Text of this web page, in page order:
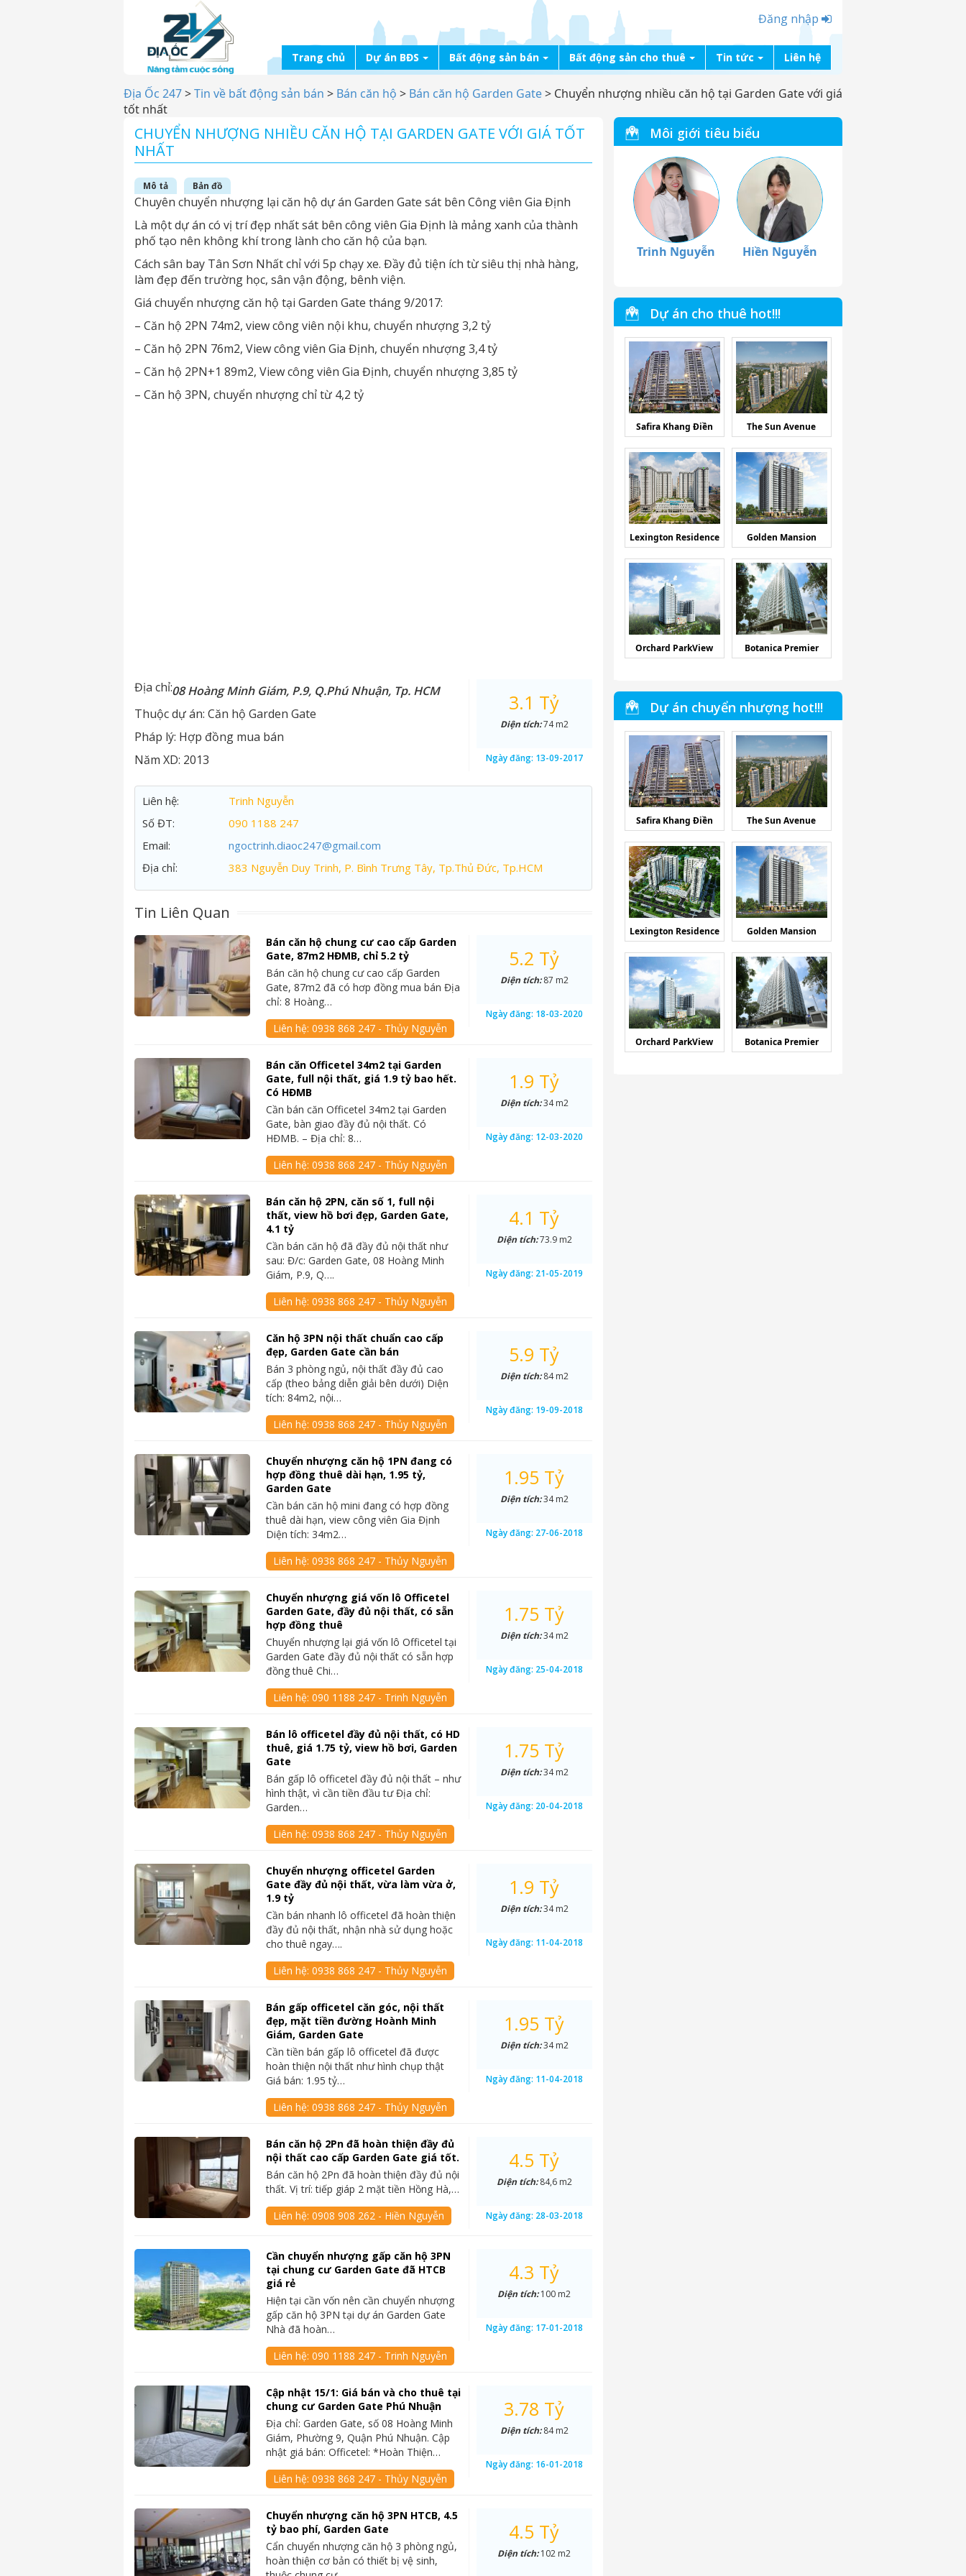
Đăng nhập
Trang chủ Dự án BĐS Bất động sản bán Bất động sản cho thuê Tin tức Liên hệ
Địa Ốc 247>Tin về bất động sản bán > Bán căn hộ > Bán căn hộ Garden Gate> Chuyển nhượng nhiều căn hộ tại Garden Gate với giá
tốt nhất
CHUYỂN NHƯỢNG NHIỀU CĂN HỘ TẠI GARDEN GATE VỚI GIÁ TỐT
NHẤT
Mô tả Bản đồ
Chuyên chuyển nhượng lại căn hộ dự án Garden Gate sát bên Công viên Gia Định
Là một dự án có vị trí đẹp nhất sát bên công viên Gia Định là mảng xanh của thành
phố tạo nên không khí trong lành cho căn hộ của bạn.
Cách sân bay Tân Sơn Nhất chỉ với 5p chạy xe. Đầy đủ tiện ích từ siêu thị nhà hàng,
làm đẹp đến trường học, sân vận động, bênh viện.
Giá chuyển nhượng căn hộ tại Garden Gate tháng 9/2017:
– Căn hộ 2PN 74m2, view công viên nội khu, chuyển nhượng 3,2 tỷ
– Căn hộ 2PN 76m2, View công viên Gia Định, chuyển nhượng 3,4 tỷ
– Căn hộ 2PN+1 89m2, View công viên Gia Định, chuyển nhượng 3,85 tỷ
– Căn hộ 3PN, chuyển nhượng chỉ từ 4,2 tỷ
Địa chỉ:08 Hoàng Minh Giám, P.9, Q.Phú Nhuận, Tp. HCM
Thuộc dự án: Căn hộ Garden Gate
Pháp lý: Hợp đồng mua bán
Năm XD: 2013
3.1 Tỷ
Diện tích:74 m2
Ngày đăng: 13-09-2017
Liên hệ:
Trinh Nguyễn
Số ĐT:
090 1188 247
Email:
ngoctrinh.diaoc247@gmail.com
Địa chỉ:
383 Nguyễn Duy Trinh, P. Bình Trưng Tây, Tp.Thủ Đức, Tp.HCM
Tin Liên Quan
Bán căn hộ chung cư cao cấp Garden
Gate, 87m2 HĐMB, chỉ 5.2 tỷ
Bán căn hộ chung cư cao cấp Garden
Gate, 87m2 đã có hơp đồng mua bán Địa
chỉ: 8 Hoàng…
Liên hệ:0938 868 247 - Thủy Nguyễn
5.2 Tỷ
Diện tích:87 m2
Ngày đăng: 18-03-2020
Bán căn Officetel 34m2 tại Garden
Gate, full nội thất, giá 1.9 tỷ bao hết.
Có HĐMB
Cần bán căn Officetel 34m2 tại Garden
Gate, bàn giao đầy đủ nội thất. Có
HĐMB. – Địa chỉ: 8…
Liên hệ:0938 868 247 - Thủy Nguyễn
1.9 Tỷ
Diện tích:34 m2
Ngày đăng: 12-03-2020
Bán căn hộ 2PN, căn số 1, full nội
thất, view hồ bơi đẹp, Garden Gate,
4.1 tỷ
Cần bán căn hộ đã đầy đủ nội thất như
sau: Đ/c: Garden Gate, 08 Hoàng Minh
Giám, P.9, Q….
Liên hệ:0938 868 247 - Thủy Nguyễn
4.1 Tỷ
Diện tích:73.9 m2
Ngày đăng: 21-05-2019
Căn hộ 3PN nội thất chuẩn cao cấp
đẹp, Garden Gate cần bán
Bán 3 phòng ngủ, nội thất đầy đủ cao
cấp (theo bảng diễn giải bên dưới) Diện
tích: 84m2, nội…
Liên hệ:0938 868 247 - Thủy Nguyễn
5.9 Tỷ
Diện tích:84 m2
Ngày đăng: 19-09-2018
Chuyển nhượng căn hộ 1PN đang có
hợp đồng thuê dài hạn, 1.95 tỷ,
Garden Gate
Cần bán căn hộ mini đang có hợp đồng
thuê dài hạn, view công viên Gia Định
Diện tích: 34m2…
Liên hệ:0938 868 247 - Thủy Nguyễn
1.95 Tỷ
Diện tích:34 m2
Ngày đăng: 27-06-2018
Chuyển nhượng giá vốn lô Officetel
Garden Gate, đầy đủ nội thất, có sẵn
hợp đồng thuê
Chuyển nhượng lại giá vốn lô Officetel tại
Garden Gate đầy đủ nội thất có sẵn hợp
đồng thuê Chi…
Liên hệ:090 1188 247 - Trinh Nguyễn
1.75 Tỷ
Diện tích:34 m2
Ngày đăng: 25-04-2018
Bán lô officetel đầy đủ nội thất, có HD
thuê, giá 1.75 tỷ, view hồ bơi, Garden
Gate
Bán gấp lô officetel đầy đủ nội thất – như
hình thật, vì cần tiền đầu tư Địa chỉ:
Garden…
Liên hệ:0938 868 247 - Thủy Nguyễn
1.75 Tỷ
Diện tích:34 m2
Ngày đăng: 20-04-2018
Chuyển nhượng officetel Garden
Gate đầy đủ nội thất, vừa làm vừa ở,
1.9 tỷ
Cần bán nhanh lô officetel đã hoàn thiện
đầy đủ nội thất, nhận nhà sử dụng hoặc
cho thuê ngay….
Liên hệ:0938 868 247 - Thủy Nguyễn
1.9 Tỷ
Diện tích:34 m2
Ngày đăng: 11-04-2018
Bán gấp officetel căn góc, nội thất
đẹp, mặt tiền đường Hoành Minh
Giám, Garden Gate
Cần tiền bán gấp lô officetel đã được
hoàn thiện nội thất như hình chụp thật
Giá bán: 1.95 tỷ…
Liên hệ:0938 868 247 - Thủy Nguyễn
1.95 Tỷ
Diện tích:34 m2
Ngày đăng: 11-04-2018
Bán căn hộ 2Pn đã hoàn thiện đầy đủ
nội thất cao cấp Garden Gate giá tốt.
Bán căn hộ 2Pn đã hoàn thiện đầy đủ nội
thất. Vị trí: tiếp giáp 2 mặt tiền Hồng Hà,…
Liên hệ:0908 908 262 - Hiền Nguyễn
4.5 Tỷ
Diện tích:84,6 m2
Ngày đăng: 28-03-2018
Cần chuyển nhượng gấp căn hộ 3PN
tại chung cư Garden Gate đã HTCB
giá rẻ
Hiện tại cần vốn nên cần chuyển nhượng
gấp căn hộ 3PN tại dự án Garden Gate
Nhà đã hoàn…
Liên hệ:090 1188 247 - Trinh Nguyễn
4.3 Tỷ
Diện tích:100 m2
Ngày đăng: 17-01-2018
Cập nhật 15/1: Giá bán và cho thuê tại
chung cư Garden Gate Phú Nhuận
Địa chỉ: Garden Gate, số 08 Hoàng Minh
Giám, Phường 9, Quận Phú Nhuận. Cập
nhật giá bán: Officetel: *Hoàn Thiện…
Liên hệ:0938 868 247 - Thủy Nguyễn
3.78 Tỷ
Diện tích:84 m2
Ngày đăng: 16-01-2018
Chuyển nhượng căn hộ 3PN HTCB, 4.5
tỷ bao phí, Garden Gate
Cẩn chuyển nhượng căn hộ 3 phòng ngủ,
hoàn thiện cơ bản có thiết bị vệ sinh,
4.5 Tỷ
Diện tích:102 m2
Môi giới tiêu biểu
Trinh Nguyễn Hiền Nguyễn
Dự án cho thuê hot!!!
Safira Khang Điền The Sun Avenue
Lexington Residence Golden Mansion
Orchard ParkView Botanica Premier
Dự án chuyển nhượng hot!!!
Safira Khang Điền The Sun Avenue
Lexington Residence Golden Mansion
Orchard ParkView Botanica Premier